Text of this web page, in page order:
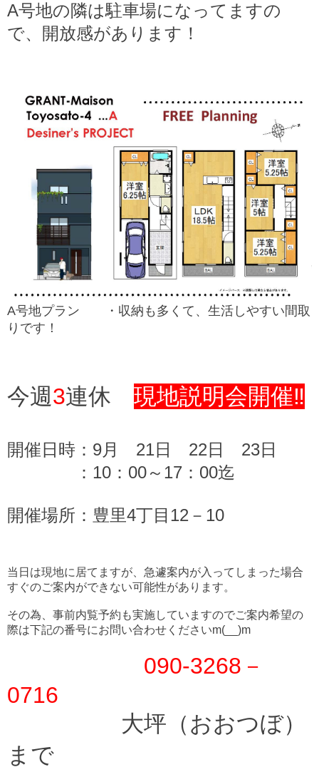
A号地の隣は駐車場になってますの
で、開放感があります！
A号地プラン ・ 収納も多くて、生活しやすい間取
りです！
今週3連休 現地説明会開催‼
開催日時：9月 21日 22日 23日
：10：00～17：00迄
開催場所：豊里4丁目12－10
当日は現地に居てますが、急遽案内が入ってしまった場合
すぐのご案内ができない可能性があります。
その為、事前内覧予約も実施していますのでご案内希望の
際は下記の番号にお問い合わせくださいm(__)m
090-3268－
0716
大坪（おおつぼ）
まで